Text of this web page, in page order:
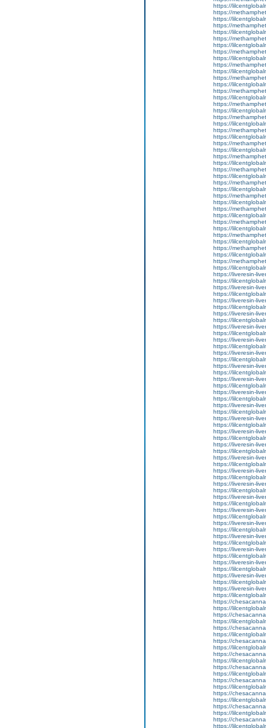
https://
https://
https://
https://
https://
https://
https://
https://
https://
https://
https://
https://
https://
https://
https://
https://
https://
https://
https://
https://
https://
https://
https://
https://
https://
https://
https://
https://
https://
https://
https://
https://
https://
https://
https://
https://
https://
https://
https://
https://
https://
https://liveresin-
https://
https://liveresin-
https://
https://liveresin-
https://
https://liveresin-
https://
https://liveresin-
https://
https://liveresin-
https://
https://liveresin-
https://
https://liveresin-
https://
https://liveresin-
https://
https://liveresin-
https://
https://liveresin-
https://
https://liveresin-
https://
https://liveresin-
https://
https://liveresin-
https://
https://liveresin-
https://
https://liveresin-
https://
https://liveresin-
https://
https://liveresin-
https://
https://liveresin-
https://
https://liveresin-
https://
https://liveresin-
https://
https://liveresin-
https://
https://liveresin-
https://
https://liveresin-
https://
https://liveresin-
https://
https://
https://
https://
https://
https://
https://
https://
https://
https://
https://
https://
https://
https://
https://
https://
https://
https://
https://
https://
https://